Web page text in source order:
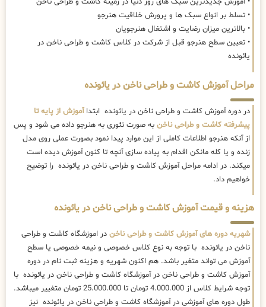
• تسلط بر انواع سبک ها و پرورش خلاقیت هنرجو
• بالاترین میزان رضایت و اشتغال هنرجویان
• تعیین سطح هنرجو قبل از شرکت در کلاس کاشت و طراحی ناخن در
یائونده
مراحل آموزش کاشت و طراحی ناخن در یائونده
در دوره آموزش کاشت و طراحی ناخن در یائونده ابتداآموزش از پایه تا
پیشرفته کاشت و طراحی ناخن به صورت تئوری به هنرجو داده می شود و پس
از آنکه هنرجو اطلاعات کاملی از این موارد پیدا نمود بصورت عملی روی مدل
زنده و یا کله مانکن اقدام به پیاده سازی آنچه تا کنون آموزش دیده است
میکند. در ادامه مراحل آموزش کاشت و طراحی ناخن در یائونده را توضیح
خواهیم داد.
هزینه و قیمت آموزش کاشت و طراحی ناخن در یائونده
شهریه دوره های آموزش کاشت و طراحی ناخن در اموزشگاه کاشت و طراحی
ناخن در یائونده با توجه به نوع کلاس خصوصی و نیمه خصوصی یا سطح
آموزش می تواند متغیر باشد. هم اکنون شهریه و هزینه ثبت نام در دوره
آموزش کاشت و طراحی ناخن در آموزشگاه کاشت و طراحی ناخن در یائونده با
توجه شرایط کلاس از 4.000.000 تومان تا 25.000.000 تومان متغییر میباشد.
طول دوره های آموزشی در آموزشگاه کاشت و طراحی ناخن در یائونده نیز